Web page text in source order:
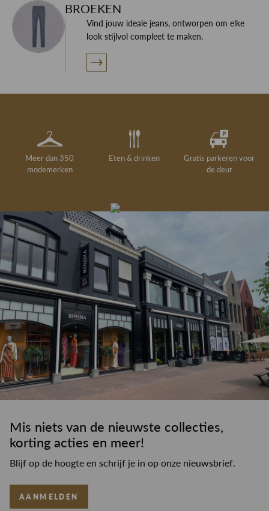
BROEKEN
Vind jouw ideale jeans, ontworpen om elke
look stijlvol compleet te maken.
Meer dan 350
modemerken
Eten & drinken
Gratis parkeren voor
de deur
drankje
Gratis retourneren in
de winkel
Deskundig
kledingadvies
winkeloppervlak
Mis niets van de nieuwste collecties,
korting acties en meer!
Blijf op de hoogte en schrijf je in op onze nieuwsbrief.
AANMELDEN